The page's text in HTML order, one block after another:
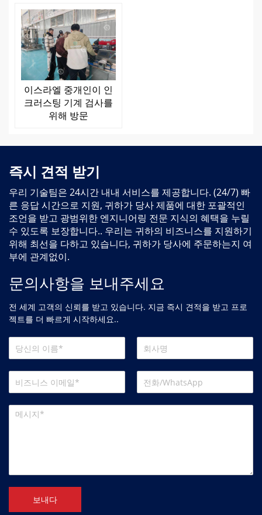
이스라엘 중개인이 인
크러스팅 기계 검사를
위해 방문
즉시 견적 받기
우리 기술팀은 24시간 내내 서비스를 제공합니다. (24/7) 빠
른 응답 시간으로 지원, 귀하가 당사 제품에 대한 포괄적인
조언을 받고 광범위한 엔지니어링 전문 지식의 혜택을 누릴
수 있도록 보장합니다.. 우리는 귀하의 비즈니스를 지원하기
위해 최선을 다하고 있습니다, 귀하가 당사에 주문하는지 여
부에 관계없이.
문의사항을 보내주세요
전 세계 고객의 신뢰를 받고 있습니다. 지금 즉시 견적을 받고 프로
젝트를 더 빠르게 시작하세요..
보내다